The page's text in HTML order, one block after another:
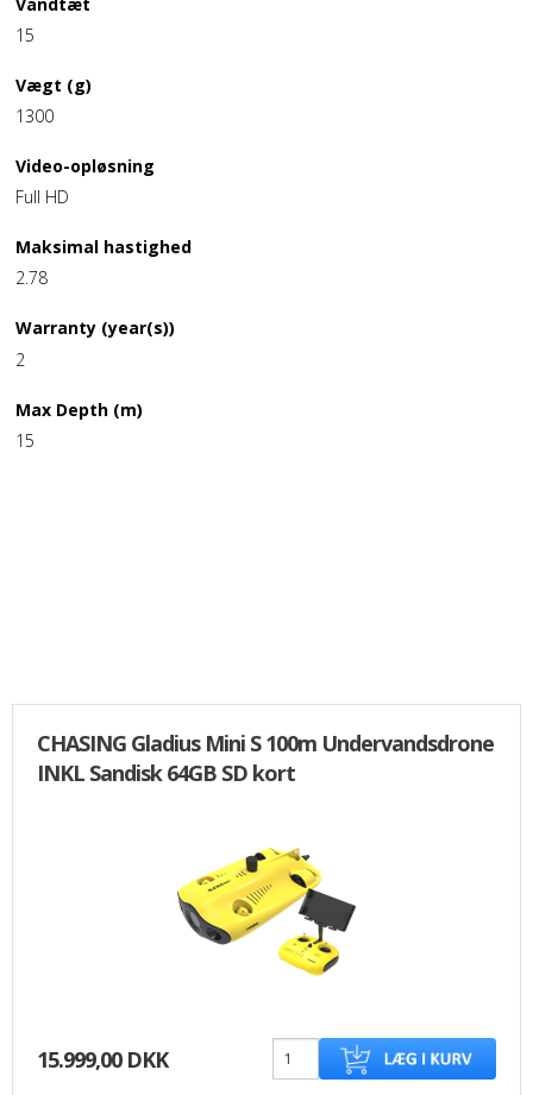
15
Vægt (g)
1300
Video-opløsning
Full HD
Maksimal hastighed
2.78
Warranty (year(s))
2
Max Depth (m)
15
CHASING Gladius Mini S 100m Undervandsdrone
INKL Sandisk 64GB SD kort
15.999,00 DKK